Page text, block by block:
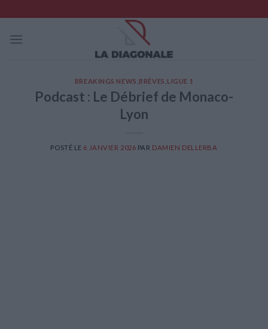
to
content
BREAKINGS NEWS BRÈVES LIGUE 1
Podcast : Le Débrief de Monaco-
Lyon
POSTÉ LE 6 JANVIER 2026 PAR DAMIEN DELLERBA